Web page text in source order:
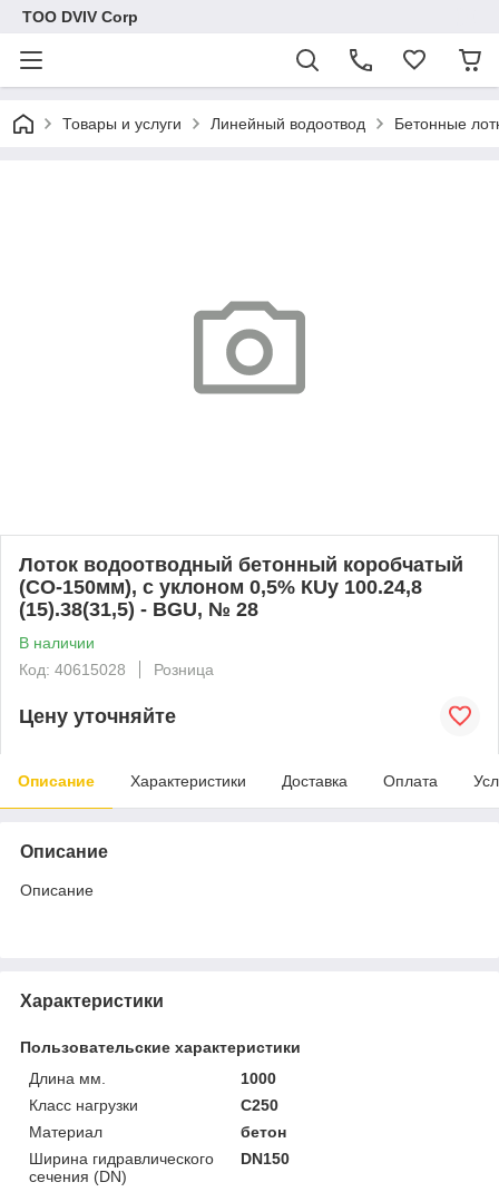
ТОО DVIV Corp
Товары и услуги Линейный водоотвод Бетонные
Лоток водоотводный бетонный коробчатый
(СО-150мм), с уклоном 0,5% КUу 100.24,8
(15).38(31,5) - BGU, № 28
В наличии
Код: 40615028
Розница
Цену уточняйте
Описание Характеристики Доставка Оплата
Описание
Описание
Характеристики
Пользовательские характеристики
Длина мм.
1000
Класс нагрузки
C250
Материал
бетон
Ширина гидравлического
сечения (DN)
DN150